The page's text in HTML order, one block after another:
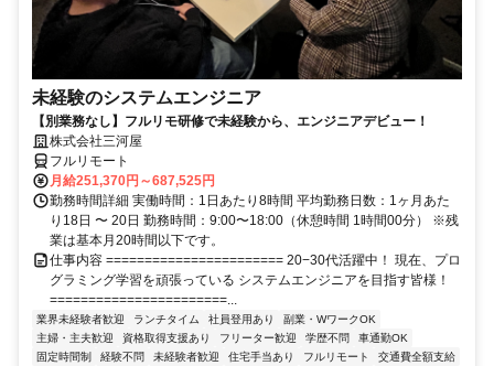
未経験のシステムエンジニア
【別業務なし】フルリモ研修で未経験から、エンジニアデビュー！
株式会社三河屋
フルリモート
月給251,370円～687,525円
勤務時間詳細 実働時間：1日あたり8時間 平均勤務日数：1ヶ月あた
り18日 〜 20日 勤務時間：9:00〜18:00（休憩時間 1時間00分） ※残
業は基本月20時間以下です。
仕事内容 ======================= 20−30代活躍中！ 現在、プロ
グラミング学習を頑張っている システムエンジニアを目指す皆様！
=======================...
業界未経験者歓迎 ランチタイム 社員登用あり
副業・WワークOK
主婦・主夫歓迎
資格取得支援あり フリーター歓迎 学歴不問
車通勤OK
固定時間制
経験不問 未経験者歓迎 住宅手当あり フルリモート
交通費全額支給